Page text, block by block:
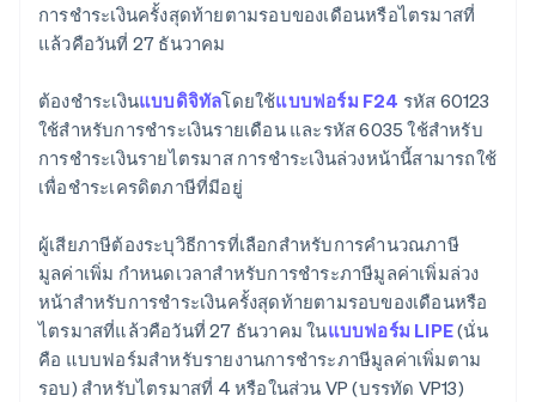
การชําระเงินครั้งสุดท้ายตามรอบของเดือนหรือไตรมาสที่
แล้วคือวันที่ 27 ธันวาคม
ต้องชําระเงินแบบดิจิทัลโดยใช้แบบฟอร์ม F24 รหัส 60123
ใช้สําหรับการชําระเงินรายเดือน และรหัส 6035 ใช้สําหรับ
การชําระเงินรายไตรมาส การชําระเงินล่วงหน้านี้สามารถใช้
เพื่อชําระเครดิตภาษีที่มีอยู่
ผู้เสียภาษีต้องระบุวิธีการที่เลือกสําหรับการคํานวณภาษี
มูลค่าเพิ่ม กําหนดเวลาสําหรับการชําระภาษีมูลค่าเพิ่มล่วง
หน้าสําหรับการชําระเงินครั้งสุดท้ายตามรอบของเดือนหรือ
ไตรมาสที่แล้วคือวันที่ 27 ธันวาคม ในแบบฟอร์ม LIPE(นั่น
คือ แบบฟอร์มสําหรับรายงานการชําระภาษีมูลค่าเพิ่มตาม
รอบ) สําหรับไตรมาสที่ 4 หรือในส่วน VP (บรรทัด VP13)